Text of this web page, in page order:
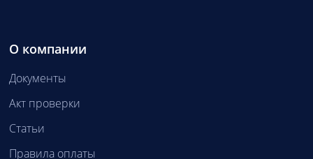
О компании
Документы
Акт проверки
Статьи
Правила оплаты